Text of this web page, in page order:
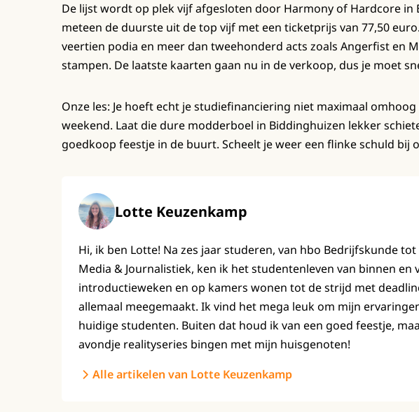
De lijst wordt op plek vijf afgesloten door Harmony of Hardcore in
meteen de duurste uit de top vijf met een ticketprijs van 77,50
veertien podia en meer dan tweehonderd acts zoals Angerfist en
stampen. De laatste kaarten gaan nu in de verkoop, dus je moet
Onze les: Je hoeft echt je studiefinanciering niet maximaal
weekend. Laat die dure modderboel in Biddinghuizen lekker
goedkoop feestje in de buurt. Scheelt je weer een flinke schuld bij
Lotte Keuzenkamp
Hi, ik ben Lotte! Na zes jaar studeren, van hbo Bedrijfskunde
Media & Journalistiek, ken ik het studentenleven van binnen en
introductieweken en op kamers wonen tot de strijd met
allemaal meegemaakt. Ik vind het mega leuk om mijn
huidige studenten. Buiten dat houd ik van een goed feestje,
avondje realityseries bingen met mijn huisgenoten!
Alle artikelen van Lotte Keuzenkamp